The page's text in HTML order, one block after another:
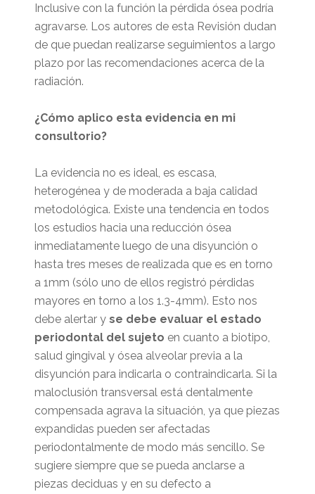
Inclusive con la función la pérdida ósea podría
agravarse. Los autores de esta Revisión dudan
de que puedan realizarse seguimientos a largo
plazo por las recomendaciones acerca de la
radiación.
¿Cómo aplico esta evidencia en mi
consultorio?
La evidencia no es ideal, es escasa,
heterogénea y de moderada a baja calidad
metodológica. Existe una tendencia en todos
los estudios hacia una reducción ósea
inmediatamente luego de una disyunción o
hasta tres meses de realizada que es en torno
a 1mm (sólo uno de ellos registró pérdidas
mayores en torno a los 1.3-4mm). Esto nos
debe alertar y se debe evaluar el estado
periodontal del sujeto en cuanto a biotipo,
salud gingival y ósea alveolar previa a la
disyunción para indicarla o contraindicarla. Si la
maloclusión transversal está dentalmente
compensada agrava la situación, ya que piezas
expandidas pueden ser afectadas
periodontalmente de modo más sencillo. Se
sugiere siempre que se pueda anclarse a
piezas deciduas y en su defecto a